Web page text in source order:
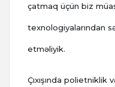
çatmaq üçün biz
texnologiyalarından
etməliyik.
Çıxışında